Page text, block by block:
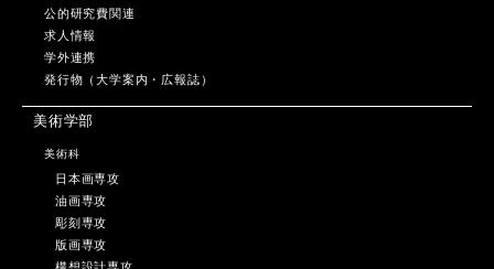
公的研究費関連
求人情報
学外連携
発行物（大学案内・広報誌）
美術学部
美術科
日本画専攻
油画専攻
彫刻専攻
版画専攻